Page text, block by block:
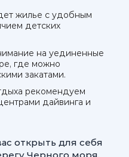
жилье с удобным
детских
на уединенные
где можно
закатами.
рекомендуем
дайвинга и
открыть для себя